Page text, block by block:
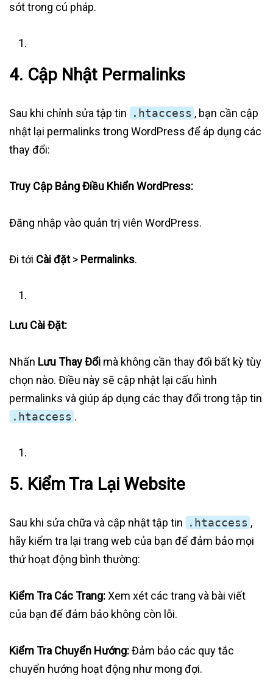
sót trong cú pháp.
4. Cập Nhật Permalinks
Sau khi chỉnh sửa tập tin .htaccess , bạn cần cập
nhật lại permalinks trong WordPress để áp dụng các
thay đổi:
Truy Cập Bảng Điều Khiển WordPress:
Đăng nhập vào quản trị viên WordPress.
Đi tới Cài đặt> Permalinks.
Lưu Cài Đặt:
Nhấn Lưu Thay Đổi mà không cần thay đổi bất kỳ tùy
chọn nào. Điều này sẽ cập nhật lại cấu hình
permalinks và giúp áp dụng các thay đổi trong tập tin
.htaccess .
5. Kiểm Tra Lại Website
Sau khi sửa chữa và cập nhật tập tin .htaccess ,
hãy kiểm tra lại trang web của bạn để đảm bảo mọi
thứ hoạt động bình thường:
Kiểm Tra Các Trang:Xem xét các trang và bài viết
của bạn để đảm bảo không còn lỗi.
Kiểm Tra Chuyển Hướng:Đảm bảo các quy tắc
chuyển hướng hoạt động như mong đợi.